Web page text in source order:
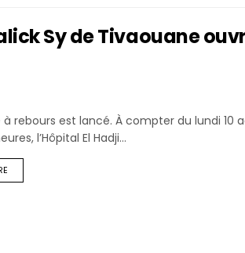
Sy de Tivaouane
rebours est lancé. À compter du lundi 10
l’Hôpital El Hadji...